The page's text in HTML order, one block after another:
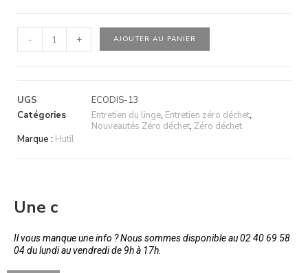
- + AJOUTER AU PANIER
UGS
ECODIS-13
Catégories
Entretien du linge, Entretien zéro déchet,
Nouveautés Zéro déchet, Zéro déchet
Marque : Hutil
Une c
Il vous manque une info ? Nous sommes disponible au 02 40 69 58
04 du lundi au vendredi de 9h à 17h.